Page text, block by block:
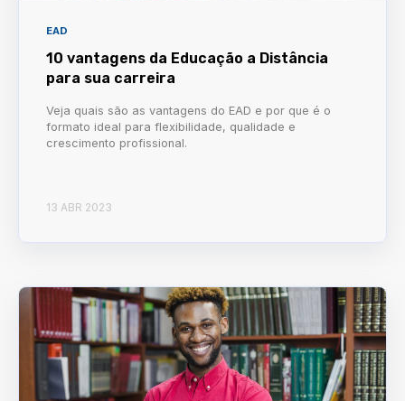
EAD
10 vantagens da Educação a Distância
para sua carreira
Veja quais são as vantagens do EAD e por que é o
formato ideal para flexibilidade, qualidade e
crescimento profissional.
13 ABR 2023